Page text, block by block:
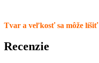
Tvar a veľkosť sa môže
Recenzie